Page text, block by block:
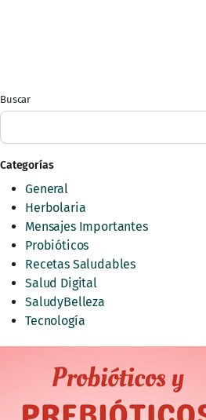
Buscar
Categorías
General
Herbolaria
Mensajes Importantes
Probióticos
Recetas Saludables
Salud Digital
SaludyBelleza
Tecnología